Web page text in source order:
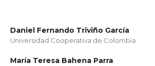
Daniel Fernando Triviño García
Universidad Cooperativa de Colombia
María Teresa Bahena Parra